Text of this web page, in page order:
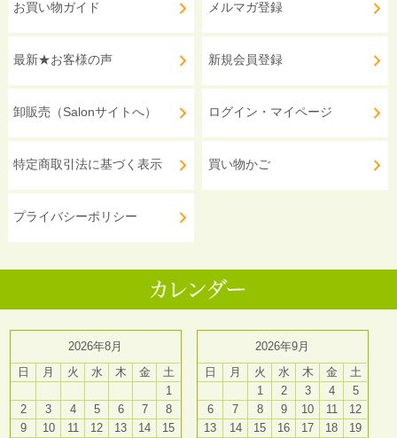
お買い物ガイド
最新★お客様の声
卸販売（Salonサイトへ）
特定商取引法に基づく表示
プライバシーポリシー
メルマガ登録
新規会員登録
ログイン・マイページ
買い物かご
2026年8月
日
月 火 水 木 金
土
1
2
3 4 5 6 7
8
9
10 11 12 13 14
15
2026年9月
日
月 火 水 木 金
土
1
2 3 4
5
6
7 8 9 10 11
12
13
14 15 16 17 18
19